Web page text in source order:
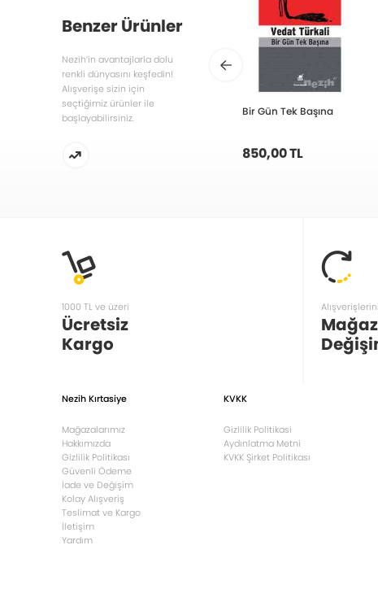
Benzer Ürünler
Nezih’in avantajlarla dolu
renkli dünyasını keşfedin!
Alışverişe sizin için
seçtiğimiz ürünler ile
başlayabilirsiniz.
Bir Gün Tek Başına
850,00 TL
1000 TL ve üzeri
Ücretsiz
Kargo
Nezih Kırtasiye
Mağazalarımız
Hakkımızda
Gizlilik Politikası
Güvenli Ödeme
İade ve Değişim
Kolay Alışveriş
Teslimat ve Kargo
İletişim
Yardım
KVKK
Gizlilik Politikasi
Aydınlatma Metni
KVKK Şirket Politikası